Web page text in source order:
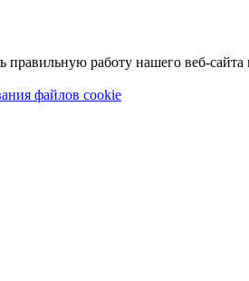
работу нашего веб-сайта
файлов cookie